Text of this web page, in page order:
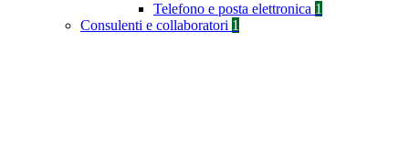
Telefono e posta elettronica 1
Consulenti e collaboratori 1